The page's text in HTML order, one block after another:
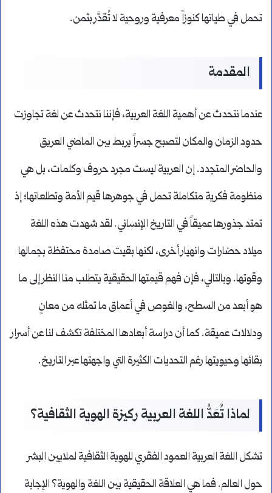
تحمل في طياتها كنوزاً معرفية وروحية لا تُقدَّر بثمن.
المقدمة
عندما نتحدث عن أهمية اللغة العربية، فإننا نتحدث عن لغة تجاوزت
حدود الزمان والمكان لتصبح جسراً يربط بين الماضي العريق
والحاضر المتجدد. إن العربية ليست مجرد حروف وكلمات، بل هي
منظومة فكرية متكاملة تحمل في جوهرها قيم الأمة وتطلعاتها؛ إذ
تمتد جذورها عميقاً في التاريخ الإنساني. لقد شهدت هذه اللغة
ميلاد حضارات وانهيار أخرى، لكنها بقيت صامدة محتفظة بجمالها
وقوتها. وبالتالي، فإن فهم قيمتها الحقيقية يتطلب منا النظر إلى ما
هو أبعد من السطح، والغوص في أعماق ما تمثله من معانٍ
ودلالات عميقة. كما أن دراسة أبعادها المختلفة تكشف لنا عن أسرار
بقائها وحيويتها رغم التحديات الكثيرة التي واجهتها عبر التاريخ.
لماذا تُعَدُّ اللغة العربية ركيزة الهوية الثقافية؟
تشكل اللغة العربية العمود الفقري للهوية الثقافية لملايين البشر
حول العالم. فما هي العلاقة الحقيقية بين اللغة والهوية؟ الإجابة